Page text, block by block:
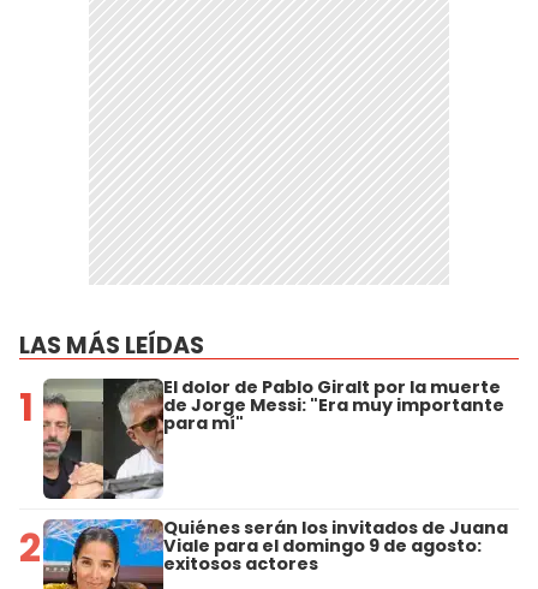
LAS MÁS LEÍDAS
1 El dolor de Pablo Giralt por la muerte
de Jorge Messi: "Era muy importante
para mí"
2 Quiénes serán los invitados de Juana
Viale para el domingo 9 de agosto:
exitosos actores